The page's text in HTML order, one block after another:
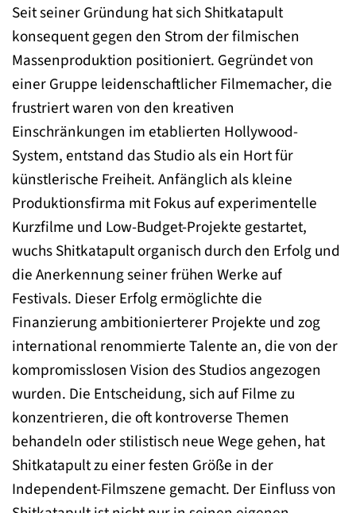
Seit seiner Gründung hat sich Shitkatapult
konsequent gegen den Strom der filmischen
Massenproduktion positioniert. Gegründet von
einer Gruppe leidenschaftlicher Filmemacher, die
frustriert waren von den kreativen
Einschränkungen im etablierten Hollywood-
System, entstand das Studio als ein Hort für
künstlerische Freiheit. Anfänglich als kleine
Produktionsfirma mit Fokus auf experimentelle
Kurzfilme und Low-Budget-Projekte gestartet,
wuchs Shitkatapult organisch durch den Erfolg und
die Anerkennung seiner frühen Werke auf
Festivals. Dieser Erfolg ermöglichte die
Finanzierung ambitionierterer Projekte und zog
international renommierte Talente an, die von der
kompromisslosen Vision des Studios angezogen
wurden. Die Entscheidung, sich auf Filme zu
konzentrieren, die oft kontroverse Themen
behandeln oder stilistisch neue Wege gehen, hat
Shitkatapult zu einer festen Größe in der
Independent-Filmszene gemacht. Der Einfluss von